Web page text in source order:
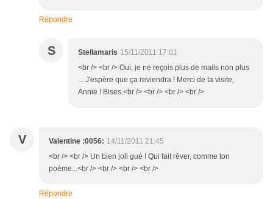
Répondre
S Stellamaris 15/11/2011 17:01
<br /> <br /> Oui, je ne reçois plus de mails non plus
... J'espère que ça reviendra ! Merci de ta visite,
Annie ! Bises.<br /> <br /> <br /> <br />
V Valentine :0056: 14/11/2011 21:45
<br /> <br /> Un bien joli gué ! Qui fait rêver, comme ton
poème...<br /> <br /> <br /> <br />
Répondre